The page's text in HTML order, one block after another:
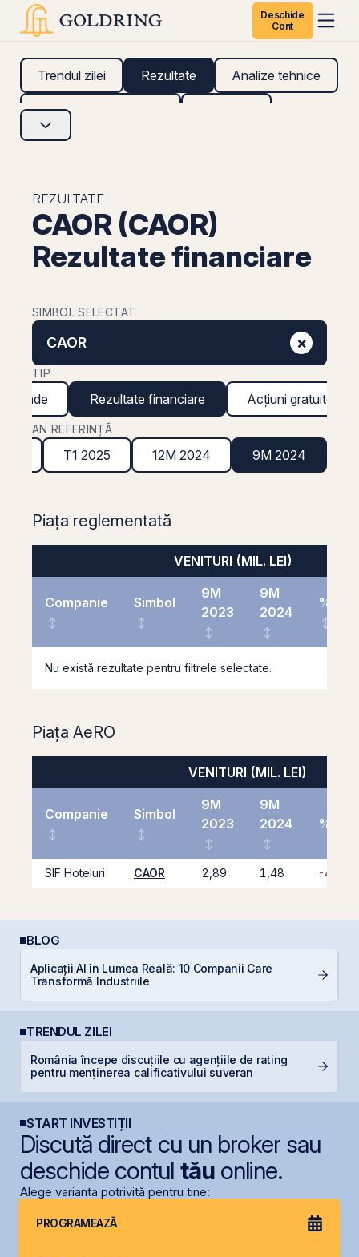
Deschide
Cont
Trendul zilei Rezultate Analize tehnice
Analize fundamentale
REZULTATE
CAOR (CAOR)
Rezultate financiare
SIMBOL SELECTAT
CAOR ×
TIP
Rezultate financiare Acțiuni gratuite
AN REFERINȚĂ
T1 2025 12M 2024 9M 2024
Piața reglementată
VENITURI (MIL. LEI)
Companie Simbol
9M
2023
9M
2024
%
Nu există rezultate pentru filtrele selectate.
Piața AeRO
VENITURI (MIL. LEI)
Companie Simbol
9M
2023
9M
2024
%
SIF Hoteluri CAOR 2,89 1,48 -
BLOG
Aplicații AI în Lumea Reală: 10 Companii Care
Transformă Industriile
TRENDUL ZILEI
România începe discuțiile cu agențiile de rating
pentru menținerea calificativului suveran
START INVESTIȚII
Discută direct cu un broker sau
deschide contul tăuonline.
Alege varianta potrivită pentru tine:
PROGRAMEAZĂ